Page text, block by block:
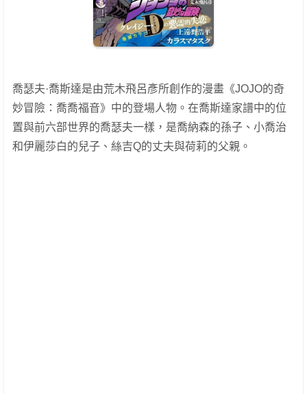
喬瑟夫·喬斯達是由荒木飛呂彥所創作的漫畫《JOJO的奇
妙冒險：喬喬福音》中的登場人物。在喬斯達家譜中的位
置與前六部世界的喬瑟夫一樣，是喬納森的孫子、小喬治
和伊麗莎白的兒子、絲吉Q的丈夫與荷莉的父親。